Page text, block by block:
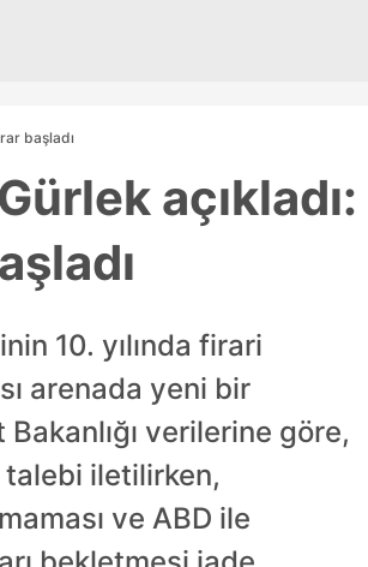
başladı
açıkladı:
10. yılında firari
arenada yeni bir
verilerine göre,
iletilirken,
ve ABD ile